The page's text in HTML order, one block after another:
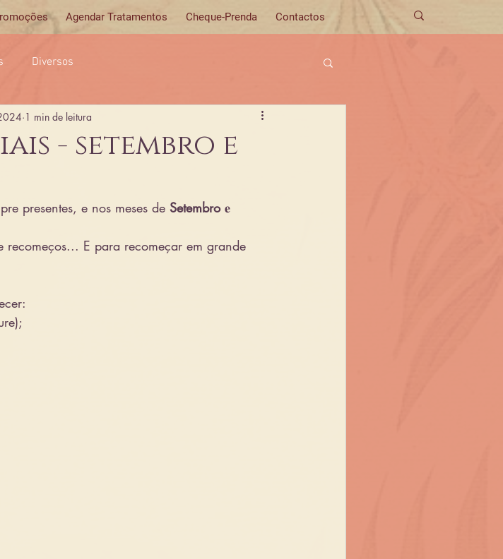
Agendar Tratamentos Cheque-Prenda Contactos
Diversos
- setembro e
1 min de leitura
presentes, e nos meses de Setembro 𝐞
recomeços... E para recomeçar em grande